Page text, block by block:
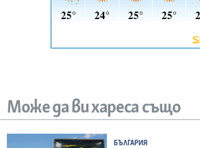
Може да ви хареса също
БЪЛГАРИЯ